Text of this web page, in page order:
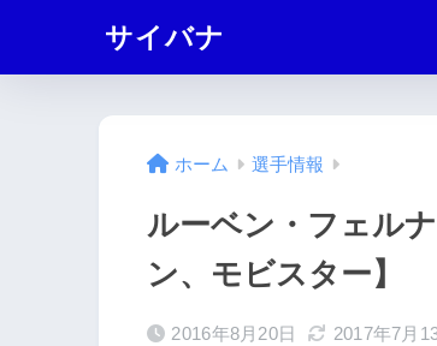
サイバナ
ホーム 選手情報
ルーベン・フェル
ン、モビスター】
2016年8月20日 2017年7月